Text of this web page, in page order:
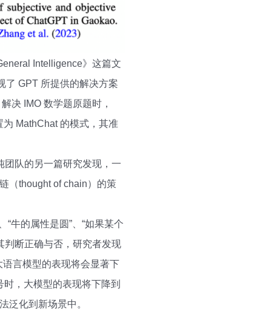
Intelligence》这篇文
了 GPT 所提供的解决方案
决 IMO 数学题原题时，
MathChat 的模式，其准
团队的另一篇研究发现，一
（thought of chain）的策
牛的属性是圆”、“如果某个
判断正确与否，研究者发现
言模型的表现将会显著下
，大模型的表现将下降到
泛化到新场景中。